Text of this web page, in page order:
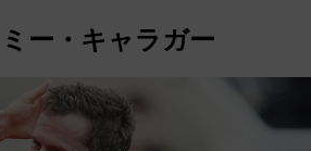
ー・キャラガー